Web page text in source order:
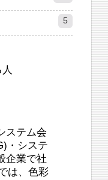
5
ステム会
・システ
企業で社
は、色彩